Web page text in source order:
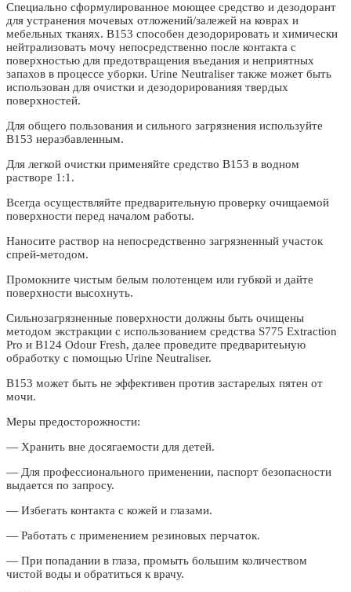
Специально сформулированное моющее средство и дезодорант
для устранения мочевых отложений/залежей на коврах и
мебельных тканях. В153 способен дезодорировать и химически
нейтрализовать мочу непосредственно после контакта с
поверхностью для предотвращения въедания и неприятных
запахов в процессе уборки. Urine Neutraliser также может быть
использован для очистки и дезодорированияя твердых
поверхностей.
Для общего пользования и сильного загрязнения используйте
В153 неразбавленным.
Для легкой очистки применяйте средство В153 в водном
растворе 1:1.
Всегда осуществляйте предварительную проверку очищаемой
поверхности перед началом работы.
Наносите раствор на непосредственно загрязненный участок
спрей-методом.
Промокните чистым белым полотенцем или губкой и дайте
поверхности высохнуть.
Сильнозагрязненные поверхности должны быть очищены
методом экстракции с использованием средства S775 Extraction
Pro и B124 Odour Fresh, далее проведите предваритеьную
обработку с помощью Urine Neutraliser.
В153 может быть не эффективен против застарелых пятен от
мочи.
Меры предосторожности:
— Хранить вне досягаемости для детей.
— Для профессионального применении, паспорт безопасности
выдается по запросу.
— Избегать контакта с кожей и глазами.
— Работать с применением резиновых перчаток.
— При попадании в глаза, промыть большим количеством
чистой воды и обратиться к врачу.